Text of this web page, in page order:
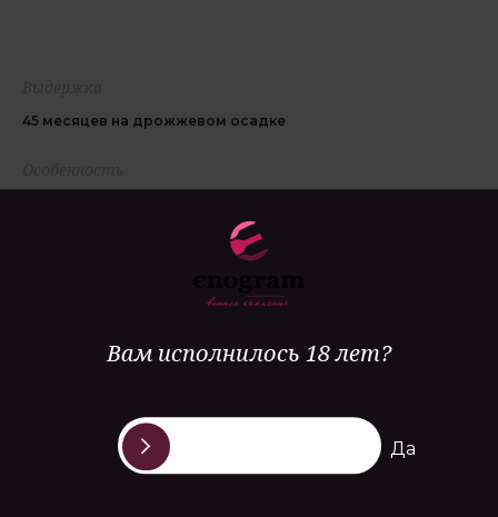
Вам исполнилось 18 лет?
Да
45 месяцев на дрожжевом осадке
возраст лоз от 25 до 50 лет, органический тип
аперитив, блюда из морепродуктов